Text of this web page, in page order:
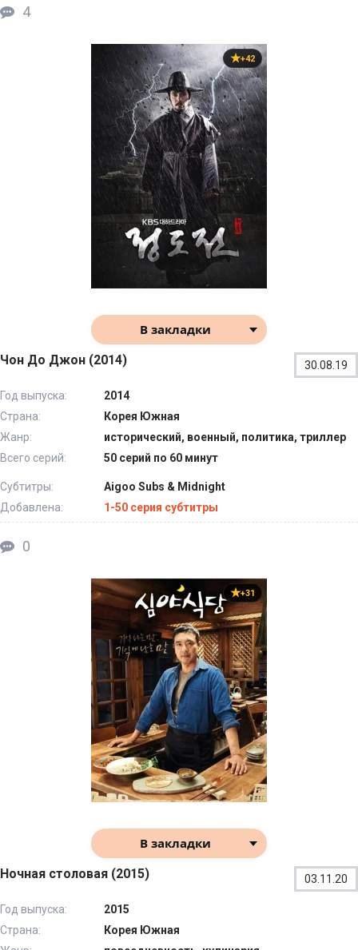
4
+42
В закладки
Чон До Джон (2014) 30.08.19
Год выпуска:
2014
Страна:
Корея Южная
Жанр:
исторический, военный, политика, триллер
Всего серий:
50 серий по 60 минут
Субтитры:
Aigoo Subs & Midnight
Добавлена:
1-50 серия субтитры
0
+31
В закладки
Ночная столовая (2015) 03.11.20
Год выпуска:
2015
Страна:
Корея Южная